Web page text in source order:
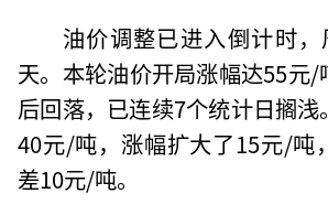
油价调整已进入倒计时
天。本轮油价开局涨幅达55元
后回落，已连续7个统计日搁
40元/吨，涨幅扩大了15元/吨
差10元/吨。